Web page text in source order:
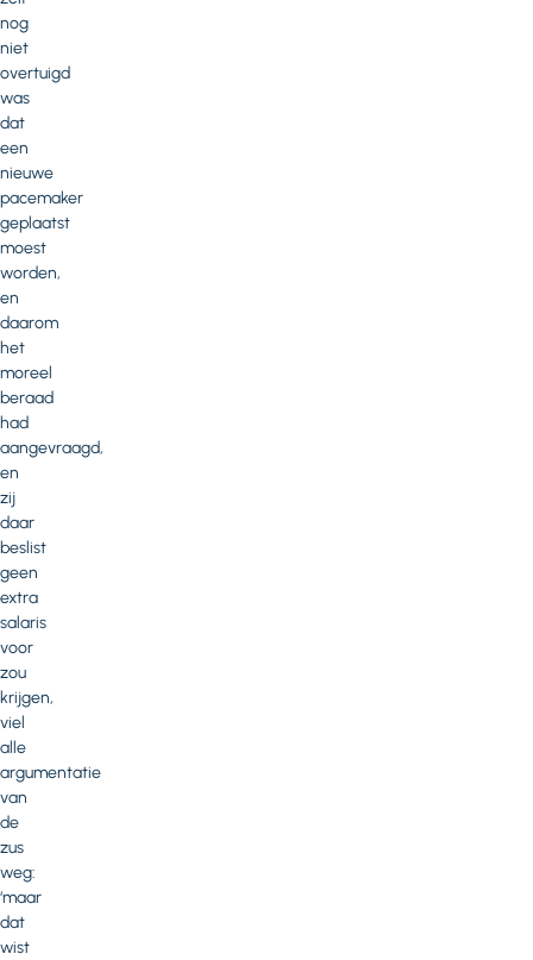
nog
niet
overtuigd
was
dat
een
nieuwe
pacemaker
geplaatst
moest
worden,
en
daarom
het
moreel
beraad
had
aangevraagd,
en
zij
daar
beslist
geen
extra
salaris
voor
zou
krijgen,
viel
alle
argumentatie
van
de
zus
weg:
‘maar
dat
wist